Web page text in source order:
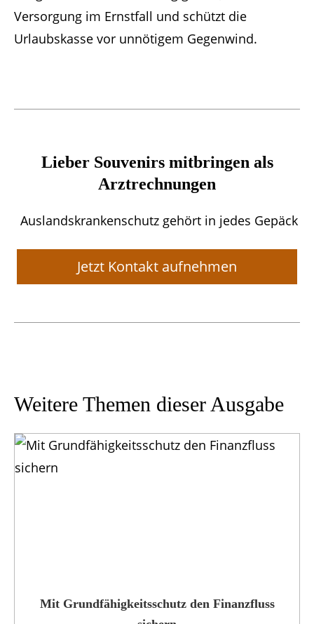
Versorgung im Ernstfall und schützt die
Urlaubskasse vor unnötigem Gegenwind.
Lieber Souvenirs mitbringen als
Arztrechnungen
Auslandskrankenschutz gehört in jedes Gepäck
Jetzt Kontakt aufnehmen
Weitere Themen dieser Ausgabe
Mit Grundfähigkeits­schutz den Finanzfluss